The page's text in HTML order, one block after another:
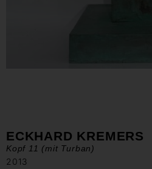
ECKHARD KREMERS
Kopf 11 (mit Turban)
2013